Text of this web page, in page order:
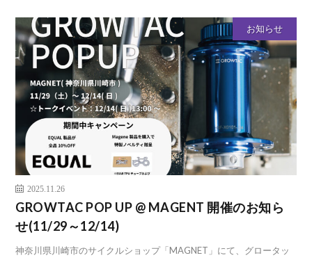
お知らせ
2025.11.26
GROWTAC POP UP @ MAGENT 開催のお知ら
せ(11/29～12/14)
神奈川県川崎市のサイクルショップ「MAGNET」にて、グロータッ